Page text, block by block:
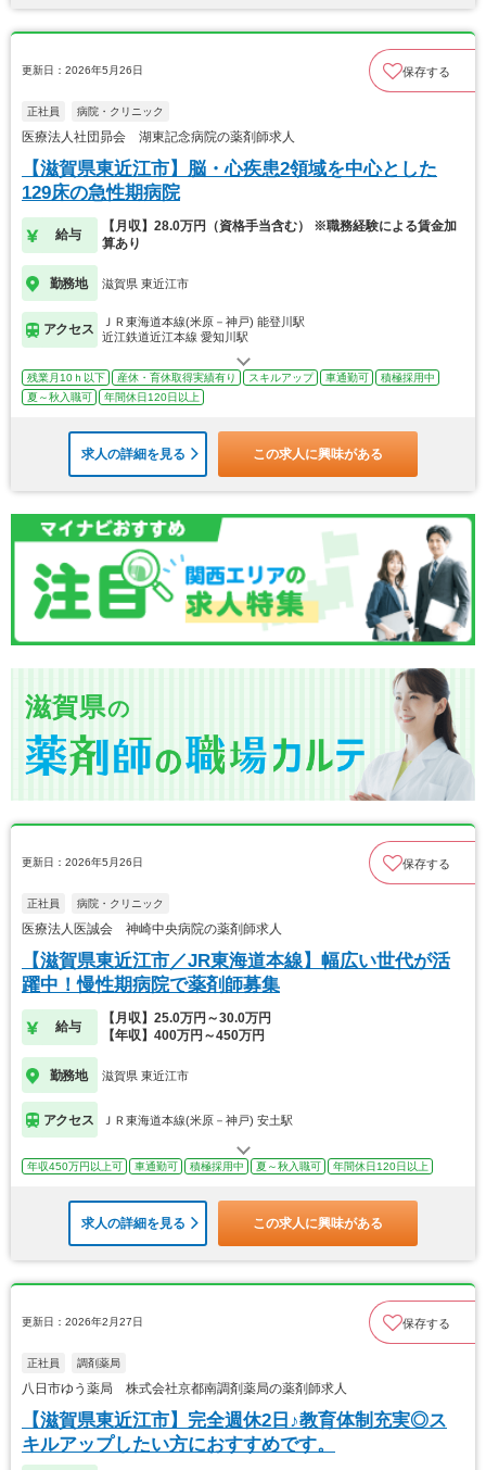
更新日：2026年5月26日 保存する
正社員 病院・クリニック
医療法人社団昴会 湖東記念病院の薬剤師求人
【滋賀県東近江市】脳・心疾患2領域を中心とした
129床の急性期病院
給与
【月収】28.0万円（資格手当含む） ※職務経験による賃金加
算あり
勤務地 滋賀県 東近江市
アクセス
ＪＲ東海道本線(米原－神戸) 能登川駅
近江鉄道近江本線 愛知川駅
残業月10ｈ以下 産休・育休取得実績有り スキルアップ 車通勤可
積極採用中
夏～秋入職可
年間休日120日以上
求人の詳細を見る この求人に興味がある
滋賀県の
更新日：2026年5月26日 保存する
正社員 病院・クリニック
医療法人医誠会 神崎中央病院の薬剤師求人
【滋賀県東近江市／JR東海道本線】幅広い世代が活
躍中！慢性期病院で薬剤師募集
給与
【月収】25.0万円～30.0万円
【年収】400万円～450万円
勤務地 滋賀県 東近江市
アクセス ＪＲ東海道本線(米原－神戸) 安土駅
年収450万円以上可 車通勤可 積極採用中 夏～秋入職可 年間休日120日以上
求人の詳細を見る この求人に興味がある
更新日：2026年2月27日 保存する
正社員 調剤薬局
八日市ゆう薬局 株式会社京都南調剤薬局の薬剤師求人
【滋賀県東近江市】完全週休2日♪教育体制充実◎ス
キルアップしたい方におすすめです。